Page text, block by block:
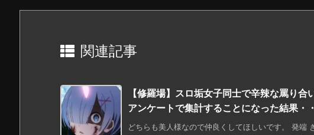
関連記事
【修羅場】スロ垢女子同士で辛辣な罵り
アンケートで集計することになった結果・・
どちらも美人様なので仲良くしてほしいです。 発端